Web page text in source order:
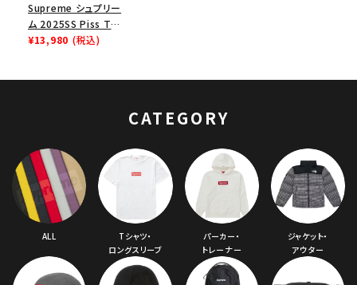
Supreme シュプリー
ム 2025SS Piss Tee
ピスTシャツ カーディ
¥13,980 (税込)
CATEGORY
ALL
Tシャツ・
ロングスリーブ
パーカー・
トレーナー
ジャケット・
アウター